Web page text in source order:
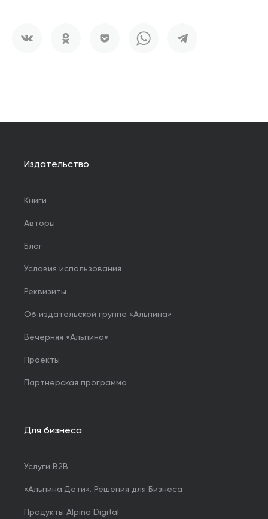
Издательство
Книги
Авторы
Блог
Условия использования
Реквизиты
Об издательской группе «Альпина»
Вечерняя «Альпина»
Проекты
Партнерская программа
Для бизнеса
Услуги B2B
«Альпина.Дети». Решения для Бизнеса
Продукты Alpina Digital